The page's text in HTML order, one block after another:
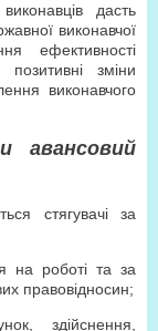
дасть
виконавчої
ефективності
зміни
виконавчого
авансовий
стягувачі за
на роботі та за
правовідносин;
здійснення,